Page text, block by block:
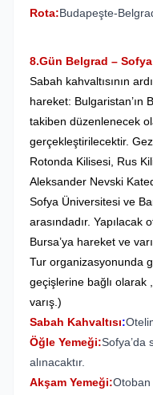
Rota:Budapeşte-
8.Gün Belgrad –
Sabah kahvaltısının
hareket: Bulgaristan’ın
takiben düzenlenecek
gerçekleştirilecektir.
Rotonda Kilisesi, Rus
Aleksander Nevski
Sofya Üniversitesi ve
arasındadır. Yapılacak
Bursa’ya hareket ve
Tur organizasyonunda
geçişlerine bağlı
varış.)
Sabah Kahvaltısı:
Öğle Yemeği:Sofya’da
alınacaktır.
Akşam Yemeği: